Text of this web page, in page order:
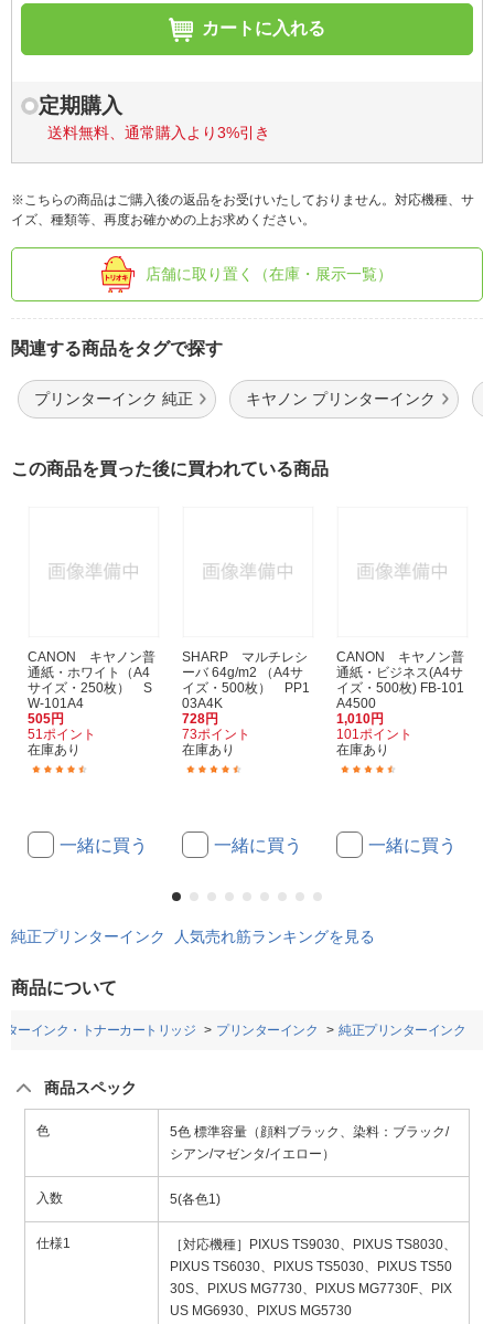
カートに入れる
定期購入
送料無料、通常購入より3%引き
※こちらの商品はご購入後の返品をお受けいたしておりません。対応機種、サ
イズ、種類等、再度お確かめの上お求めください。
店舗に取り置く（在庫・展示一覧）
関連する商品をタグで探す
プリンターインク 純正 キヤノン プリンターインク
この商品を買った後に買われている商品
CANON キヤノン普
通紙・ホワイト（A4
サイズ・250枚） S
W-101A4
505円
51ポイント
在庫あり
一緒に買う
SHARP マルチレシ
ーバ 64g/m2 （A4サ
イズ・500枚） PP1
03A4K
728円
73ポイント
在庫あり
一緒に買う
CANON キヤノン普
通紙・ビジネス(A4サ
イズ・500枚) FB-101
A4500
1,010円
101ポイント
在庫あり
一緒に買う
純正プリンターインク 人気売れ筋ランキングを見る
商品について
ターインク・トナーカートリッジ プリンターインク 純正プリンターインク
商品スペック
色
5色 標準容量（顔料ブラック、染料：ブラック/
シアン/マゼンタ/イエロー）
入数 5(各色1)
仕様1
［対応機種］PIXUS TS9030、PIXUS TS8030、
PIXUS TS6030、PIXUS TS5030、PIXUS TS50
30S、PIXUS MG7730、PIXUS MG7730F、PIX
US MG6930、PIXUS MG5730